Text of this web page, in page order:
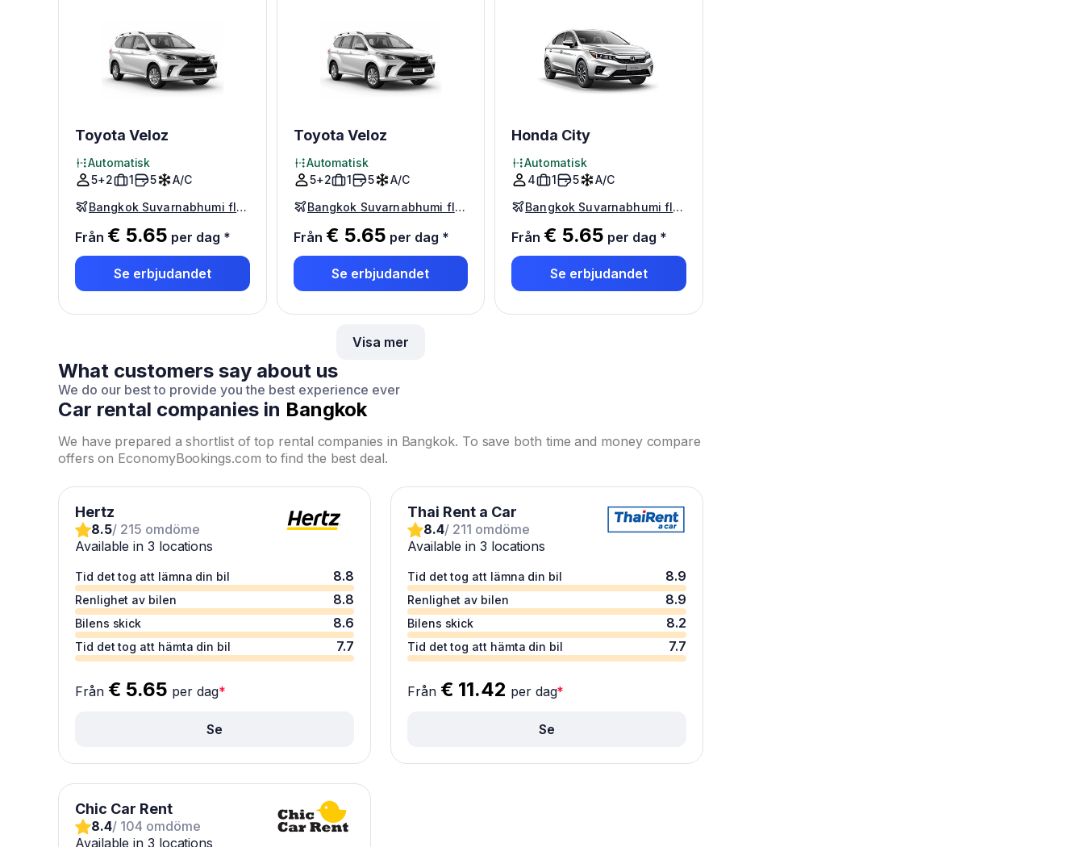
Toyota Veloz
Automatisk
5+2
1 5
A/C
Bangkok Suvarnabhumi flygplats
Från € 5.65 per dag *
Se erbjudandet
Toyota Veloz
Automatisk
5+2
1 5
A/C
Bangkok Suvarnabhumi flygplats
Från € 5.65 per dag *
Se erbjudandet
Honda City
Automatisk
4
1 5
A/C
Bangkok Suvarnabhumi flygplats
Från € 5.65 per dag *
Se erbjudandet
Visa mer
What customers say about us
We do our best to provide you the best experience ever
Car rental companies in Bangkok
We have prepared a shortlist of top rental companies in Bangkok. To save both time and money compare
offers on EconomyBookings.com to find the best deal.
Hertz
8.5/ 215 omdöme
Available in 3 locations
Tid det tog att lämna din bil 8.8
Renlighet av bilen 8.8
Bilens skick 8.6
Tid det tog att hämta din bil 7.7
Från € 5.65 per dag*
Se
Thai Rent a Car
8.4/ 211 omdöme
Available in 3 locations
Tid det tog att lämna din bil 8.9
Renlighet av bilen 8.9
Bilens skick 8.2
Tid det tog att hämta din bil 7.7
Från € 11.42 per dag*
Se
Chic Car Rent
8.4/ 104 omdöme
Available in 3 locations